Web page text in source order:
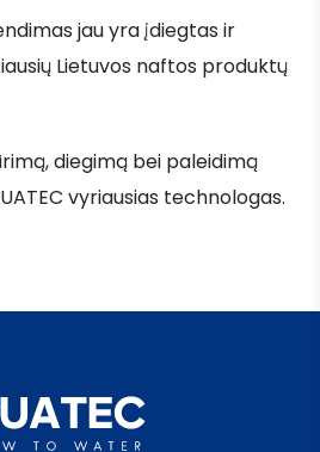
jau yra įdiegtas ir
Lietuvos naftos produktų
diegimą bei paleidimą
vyriausias technologas.